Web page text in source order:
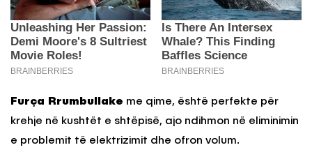
Furça Rrumbullake me qime, është perfekte për
krehje në kushtët e shtëpisë, ajo ndihmon në eliminimin
e problemit të elektrizimit dhe ofron volum.